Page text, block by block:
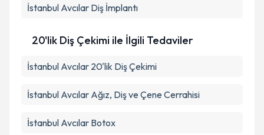
İstanbul Avcılar Diş İmplantı
20'lik Diş Çekimi ile İlgili Tedaviler
İstanbul Avcılar 20'lik Diş Çekimi
İstanbul Avcılar Ağız, Diş ve Çene Cerrahisi
İstanbul Avcılar Botox